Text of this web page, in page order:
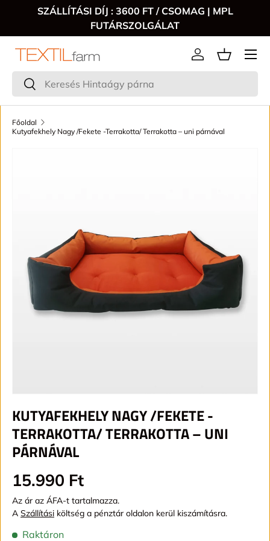
SZÁLLÍTÁSI DÍJ : 3600 FT / CSOMAG | MPL
FUTÁRSZOLGÁLAT
Keresés
Keresés
Bejelentkezés
Menű
Főoldal
Kutyafekhely Nagy /Fekete -Terrakotta/ Terrakotta – uni párnával
KUTYAFEKHELY NAGY /FEKETE -
TERRAKOTTA/ TERRAKOTTA – UNI
PÁRNÁVAL
Alap ár
15.990 Ft
Az ár az ÁFA-t tartalmazza.
A Szállítási költség a pénztár oldalon kerül kiszámításra.
Raktáron